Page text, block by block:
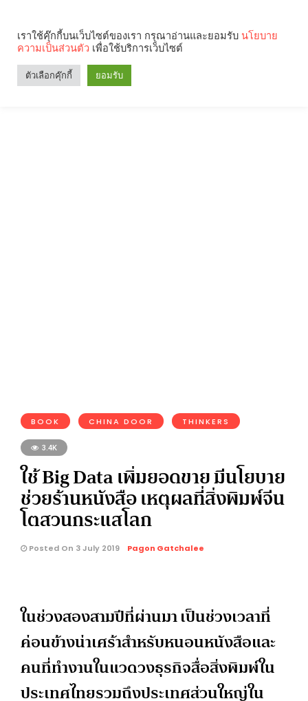
BOOK CHINA DOOR THINKERS
3.4K
ใช้ Big Data เพิ่มยอดขาย มีนโยบาย
ช่วยร้านหนังสือ เหตุผลที่สิ่งพิมพ์จีน
โตสวนกระแสโลก
Posted On 3 July 2019 Pagon Gatchalee
ในช่วงสองสามปีที่ผ่านมา เป็นช่วงเวลาที่
ค่อนข้างน่าเศร้าสำหรับหนอนหนังสือและ
คนที่ทำงานในแวดวงธุรกิจสื่อสิ่งพิมพ์ใน
ประเทศไทยรวมถึงประเทศส่วนใหญ่ใน
เราใช้คุ๊กกี้บนเว็บไซต์ของเรา กรุณาอ่านและยอมรับ นโยบาย
ความเป็นส่วนตัว เพื่อใช้บริการเว็บไซต์
ตัวเลือกคุ๊กกี้ ยอมรับ